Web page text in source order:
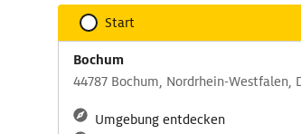
Start
Bochum
44787 Bochum, Nordrhein-Westfalen,
Umgebung entdecken